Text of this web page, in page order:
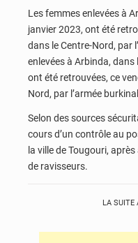
Les femmes enlevées à
janvier 2023, ont été
dans le Centre-Nord, par
enlevées à Arbinda, dans
ont été retrouvées, ce
Nord, par l’armée
Selon des sources
cours d’un contrôle au
la ville de Tougouri,
de ravisseurs.
LA SUITE